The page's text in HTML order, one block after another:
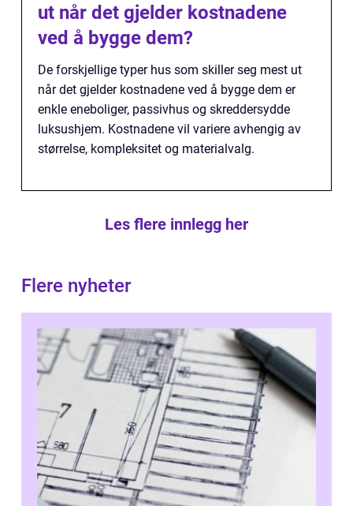
ut når det gjelder kostnadene
ved å bygge dem?
De forskjellige typer hus som skiller seg mest ut
når det gjelder kostnadene ved å bygge dem er
enkle eneboliger, passivhus og skreddersydde
luksushjem. Kostnadene vil variere avhengig av
størrelse, kompleksitet og materialvalg.
Les flere innlegg her
Flere nyheter